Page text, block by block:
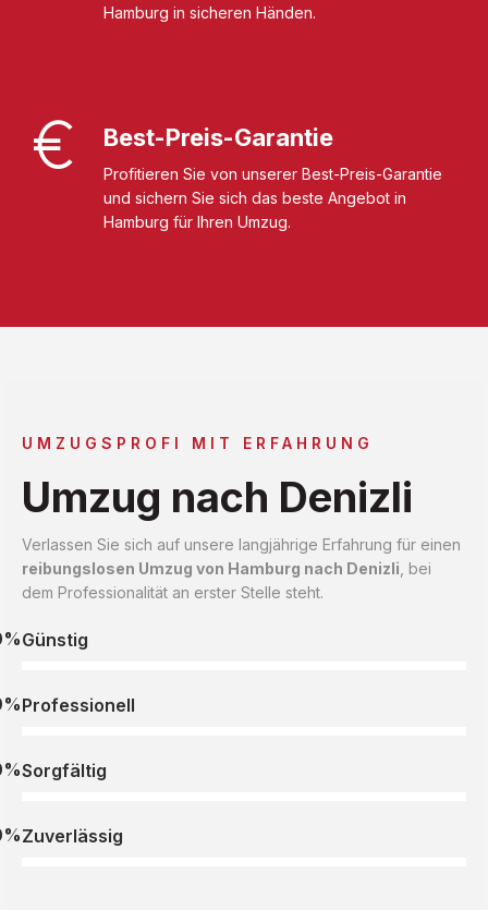
Hamburg in sicheren Händen.
Best-Preis-Garantie
Profitieren Sie von unserer Best-Preis-Garantie
und sichern Sie sich das beste Angebot in
Hamburg für Ihren Umzug.
UMZUGSPROFI MIT ERFAHRUNG
Umzug nach Denizli
Verlassen Sie sich auf unsere langjährige Erfahrung für einen
reibungslosen Umzug von Hamburg nach Denizli , bei
dem Professionalität an erster Stelle steht.
Günstig
Professionell
Sorgfältig
Zuverlässig